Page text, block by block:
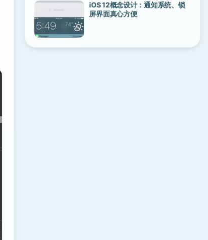
iOS 12概念设计：通知系统、锁
屏界面真心方便